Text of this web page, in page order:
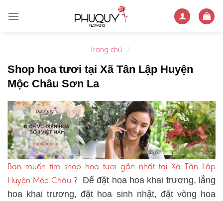
Trang chủ /
Shop hoa tươi tại Xã Tân Lập Huyện
Mộc Châu Sơn La
Bạn muốn tìm shop hoa tươi gần nhất tại Xã Tân Lập
Huyện Mộc Châu ? Để đặt hoa hoa khai trương, lẵng
hoa khai trương, đặt hoa sinh nhật, đặt vòng hoa